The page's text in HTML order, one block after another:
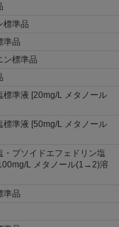
標準品
準品
ン標準品
標準液 [20mg/L メタノール
標準液 [50mg/L メタノール
・プソイドエフェドリン塩
L メタノール(1→2)溶
準品